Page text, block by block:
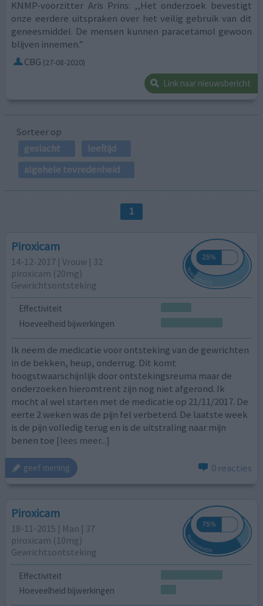
KNMP-voorzitter Aris Prins: ,,Het onderzoek bevestigt
onze eerdere uitspraken over het veilig gebruik van dit
geneesmiddel. De mensen kunnen paracetamol gewoon
blijven innemen.”
CBG (27-08-2020)
Link naar nieuwsbericht
Sorteer op
geslacht
leeftijd
algehele tevredenheid
1
Piroxicam
14-12-2017 | Vrouw | 32
piroxicam (20mg)
Gewrichtsontsteking
Effectiviteit
Hoeveelheid bijwerkingen
Ik neem de medicatie voor ontsteking van de gewrichten
in de bekken, heup, onderrug. Dit komt
hoogstwaarschijnlijk door ontstekingsreuma maar de
onderzoeken hieromtrent zijn nog niet afgerond. Ik
mocht al wel starten met de medicatie op 21/11/2017. De
eerte 2 weken was de pijn fel verbeterd. De laatste week
is de pijn volledig terug en is de uitstraling naar mijn
benen toe [lees meer...]
geef mening 0 reacties
Piroxicam
18-11-2015 | Man | 37
piroxicam (10mg)
Gewrichtsontsteking
Effectiviteit
Hoeveelheid bijwerkingen